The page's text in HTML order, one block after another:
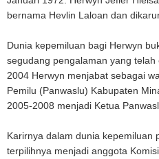
bernama Hevlin Laloan dan
Dunia kepemiluan bagi Herwyn
segudang pengalaman yang
2004 Herwyn menjabat sebagai
Pemilu (Panwaslu) Kabupaten
2005-2008 menjadi Ketua
Karirnya dalam dunia kepemiluan
terpilihnya menjadi anggota